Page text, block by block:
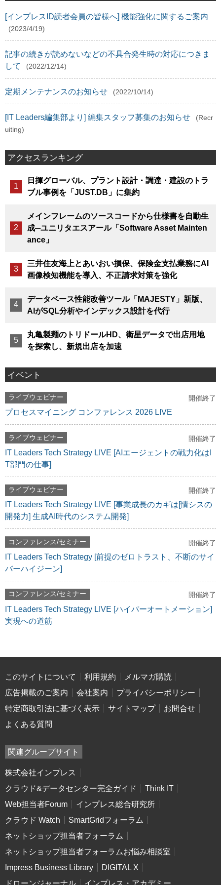
[インプレスID読者会員の皆様へ] 機能強化に関するご案内
(2023/4/19)
記事の続きが読めないなどの不具合発生時の対応につきま
して
(2022/12/14)
定期メンテナンスのお知らせ (2022/10/14)
[IT Leaders編集部より] 編集スタッフ募集のお知らせ
(Recr
uiting)
アクセスランキング
日揮グローバル、プラント設計・調達・建設のトラ
ブル事例を「JUST.DB」に集約
メインフレームのソースコードから仕様書を自動生
成─ユニリタエスアール「Software Asset Mainten
ance」
三井住友海上とあいおい損保、保険金支払業務にAI
画像検知機能を導入、不正請求対策を強化
データベース性能改善ツール「MAJESTY」新版、
AIがSQL分析やインデックス設計を代行
丸亀製麺のトリドールHD、衛星データで出店用地
を探索し、新規出店を加速
イベント
ライブウェビナー 開催終了
プロセスマイニング コンファレンス 2026 LIVE
ライブウェビナー 開催終了
IT Leaders Tech Strategy LIVE [AIエージェントの戦力化はI
T部門の仕事]
ライブウェビナー 開催終了
IT Leaders Tech Strategy LIVE [事業成長のカギは[情シスの
開発力] 生成AI時代のシステム開発]
コンファレンス/セミナー 開催終了
IT Leaders Tech Strategy [前提のゼロトラスト、不断のサイ
バーハイジーン]
コンファレンス/セミナー 開催終了
IT Leaders Tech Strategy LIVE [ハイパーオートメーション]
実現への道筋
このサイトについて 利用規約
メルマガ購読
広告掲載のご案内
会社案内
プライバシーポリシー
特定商取引法に基づく表示
サイトマップ
お問合せ
よくある質問
関連グループサイト
株式会社インプレス
クラウド&データセンター完全ガイド
Think IT
Web担当者Forum
インプレス総合研究所
クラウド Watch
SmartGridフォーラム
ネットショップ担当者フォーラム
ネットショップ担当者フォーラムお悩み相談室
Impress Business Library
DIGITAL X